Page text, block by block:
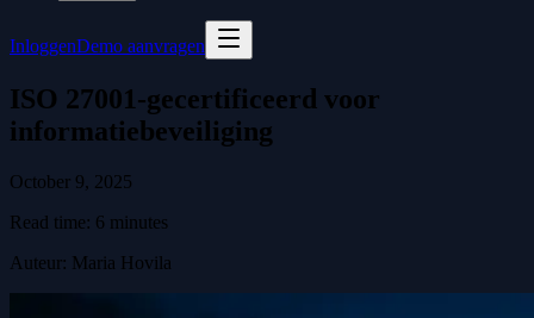
InloggenDemo aanvragen
ISO 27001-gecertificeerd voor
informatiebeveiliging
October 9, 2025
Read time: 6 minutes
Auteur: Maria Hovila